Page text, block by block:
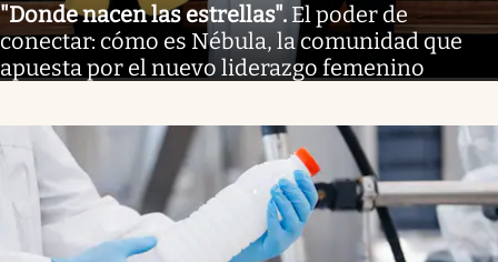
"Donde nacen las estrellas". El poder de
conectar: cómo es Nébula, la comunidad que
apuesta por el nuevo liderazgo femenino